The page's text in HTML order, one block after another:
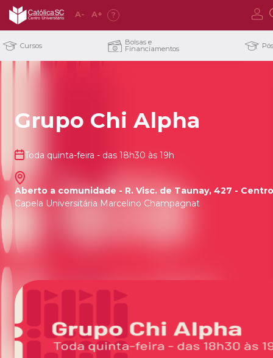
A- A+ ?
Cursos Bolsas e
Financiamentos
Grupo Chi Alpha
Toda quinta-feira - das 18h30 às 19h
Aberto a comunidade - R. Visc. de Taunay, 427 -
Capela Universitária Marcelino Champagnat